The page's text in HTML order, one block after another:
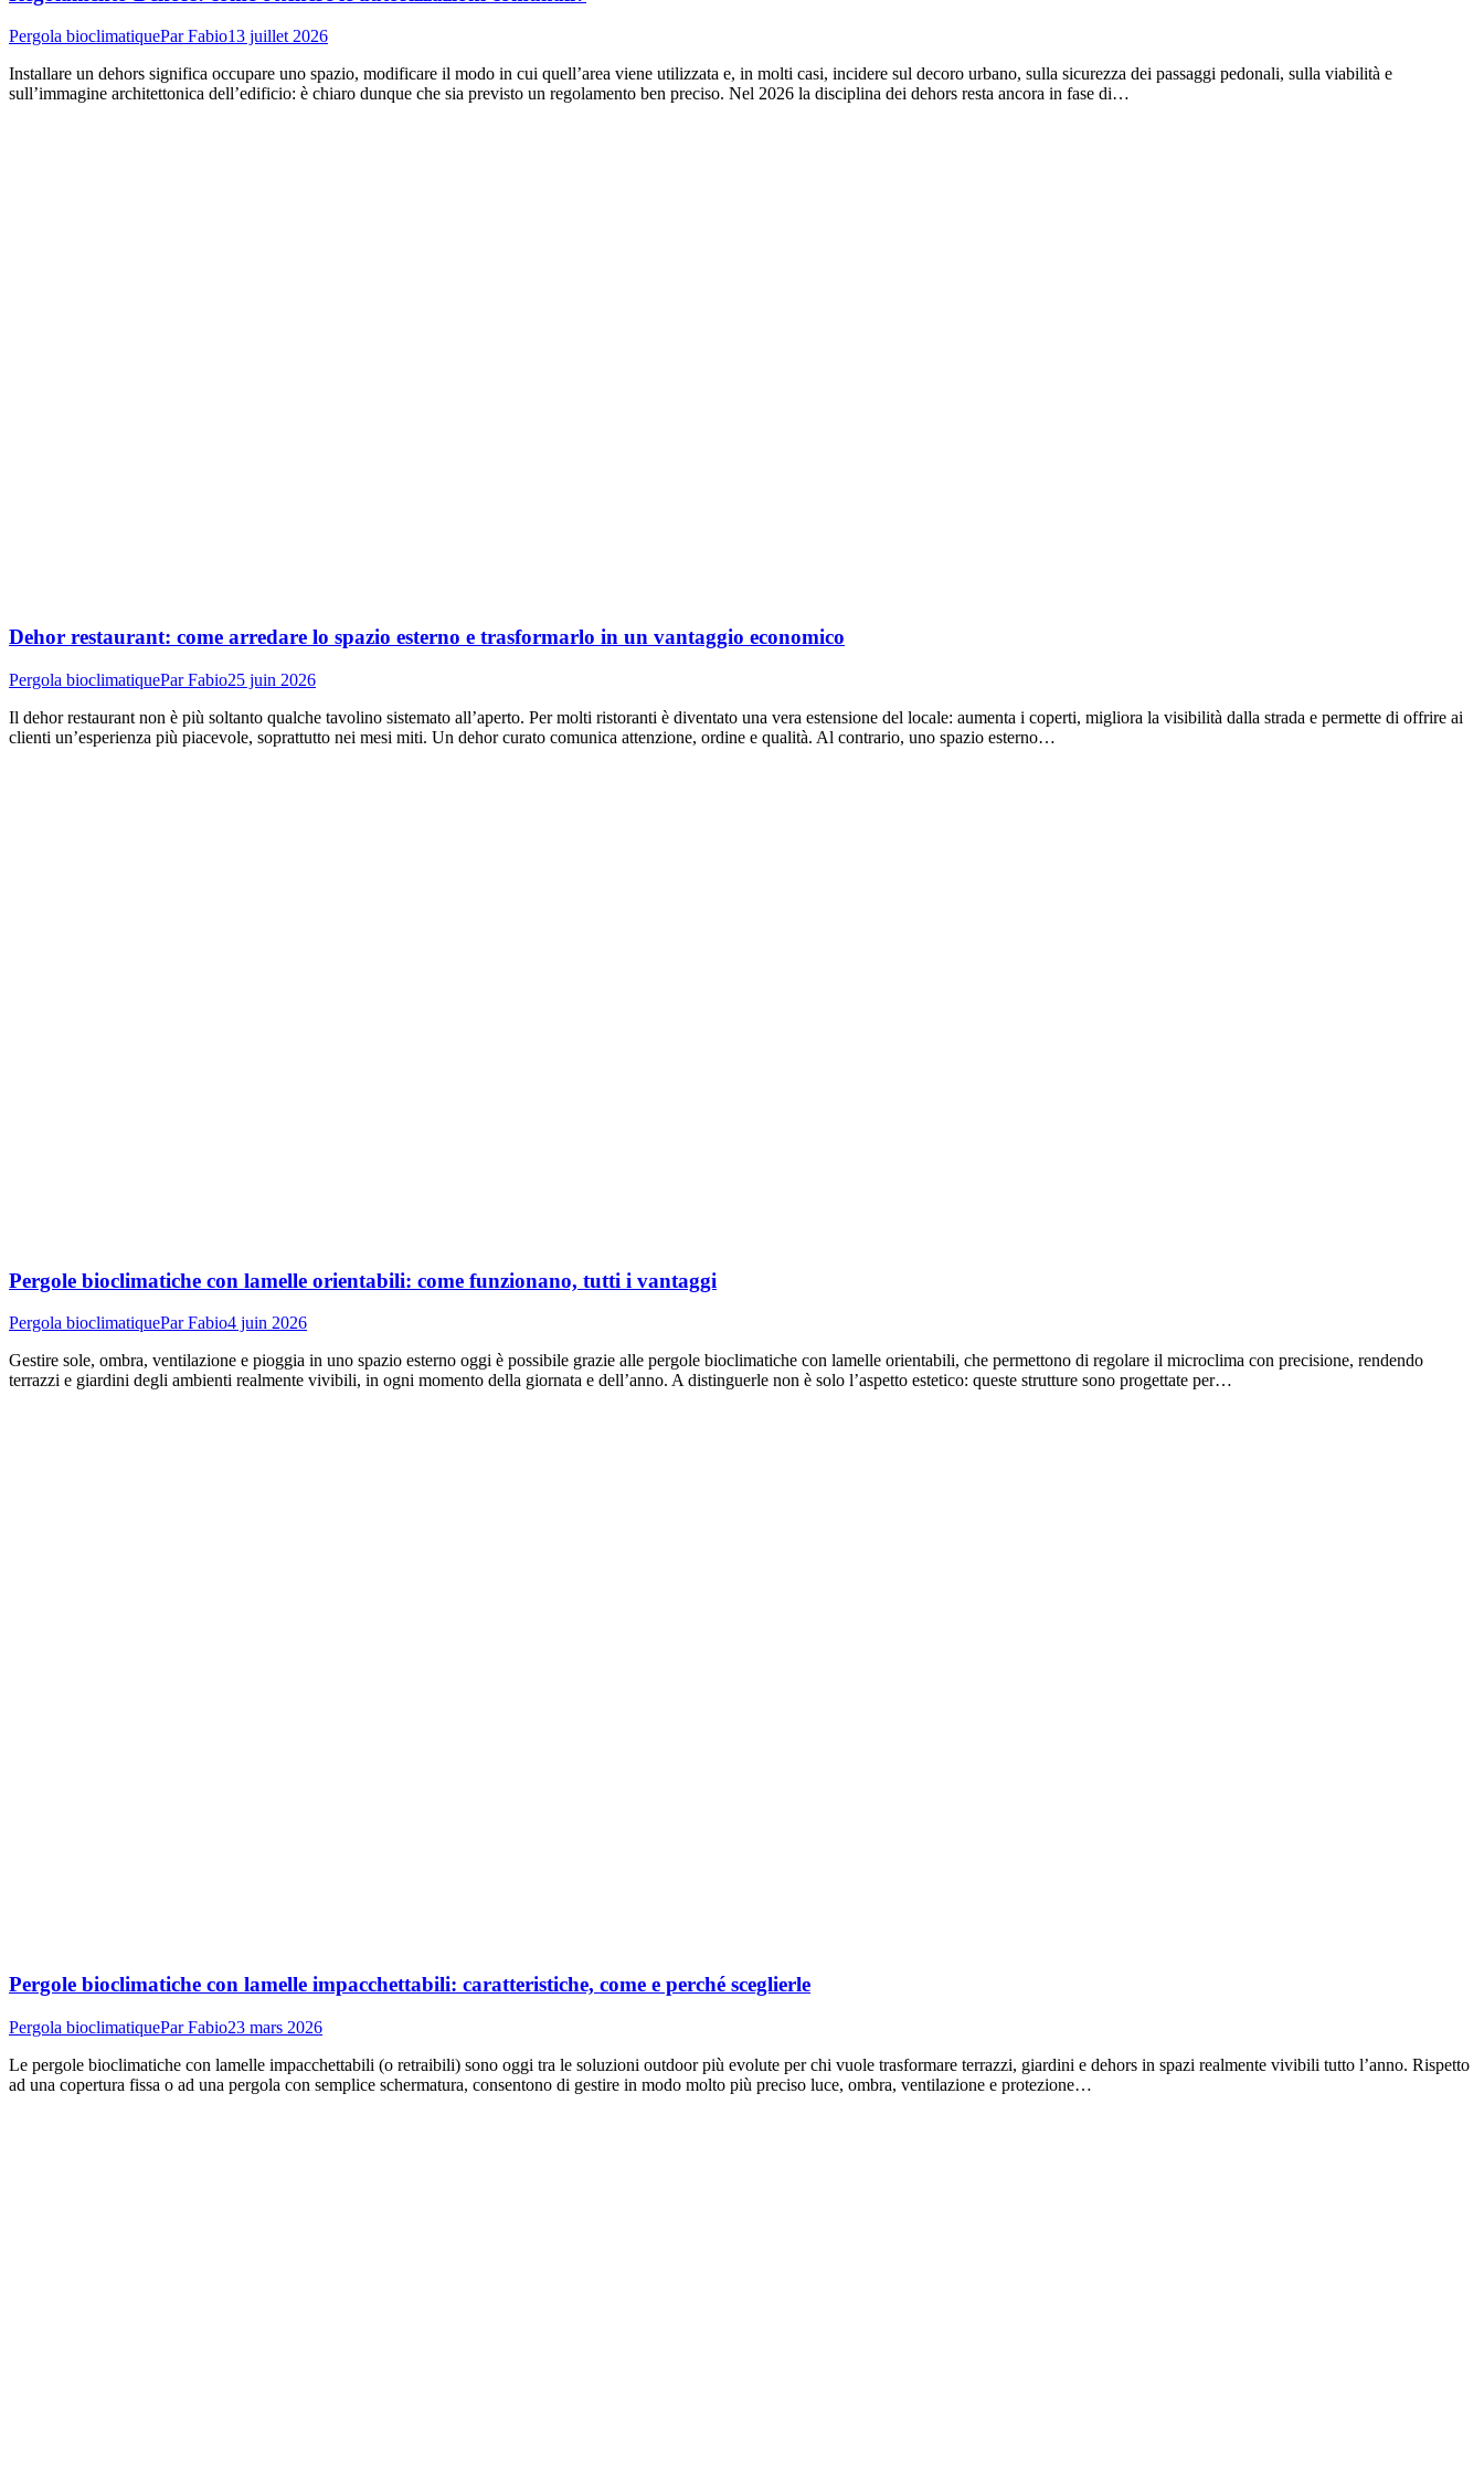
Pergola bioclimatiqueParFabio13 juillet 2026
Installare un dehors significa occupare uno spazio, modificare il modo in cui quell’area viene utilizzata e, in molti casi, incidere sul decoro urbano, sulla sicurezza dei passaggi pedonali, sulla viabilità e
sull’immagine architettonica dell’edificio: è chiaro dunque che sia previsto un regolamento ben preciso. Nel 2026 la disciplina dei dehors resta ancora in fase di…
Dehor restaurant: come arredare lo spazio esterno e trasformarlo in un vantaggio economico
Pergola bioclimatiqueParFabio25 juin 2026
Il dehor restaurant non è più soltanto qualche tavolino sistemato all’aperto. Per molti ristoranti è diventato una vera estensione del locale: aumenta i coperti, migliora la visibilità dalla strada e permette di offrire ai
clienti un’esperienza più piacevole, soprattutto nei mesi miti. Un dehor curato comunica attenzione, ordine e qualità. Al contrario, uno spazio esterno…
Pergole bioclimatiche con lamelle orientabili: come funzionano, tutti i vantaggi
Pergola bioclimatiqueParFabio4 juin 2026
Gestire sole, ombra, ventilazione e pioggia in uno spazio esterno oggi è possibile grazie alle pergole bioclimatiche con lamelle orientabili, che permettono di regolare il microclima con precisione, rendendo
terrazzi e giardini degli ambienti realmente vivibili, in ogni momento della giornata e dell’anno. A distinguerle non è solo l’aspetto estetico: queste strutture sono progettate per…
Pergole bioclimatiche con lamelle impacchettabili: caratteristiche, come e perché sceglierle
Pergola bioclimatiqueParFabio23 mars 2026
Le pergole bioclimatiche con lamelle impacchettabili (o retraibili) sono oggi tra le soluzioni outdoor più evolute per chi vuole trasformare terrazzi, giardini e dehors in spazi realmente vivibili tutto l’anno. Rispetto
ad una copertura fissa o ad una pergola con semplice schermatura, consentono di gestire in modo molto più preciso luce, ombra, ventilazione e protezione…